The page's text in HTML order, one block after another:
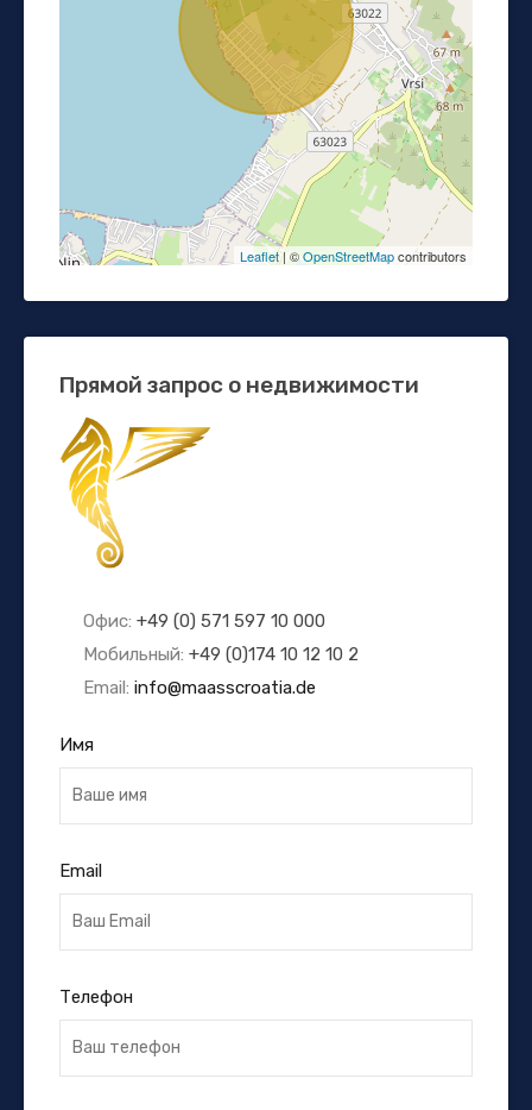
Leaflet| ©OpenStreetMapcontributors
Прямой запрос о недвижимости
Офис: +49 (0) 571 597 10 000
Мобильный: +49 (0)174 10 12 10 2
Email: info@maasscroatia.de
Имя
Email
Телефон